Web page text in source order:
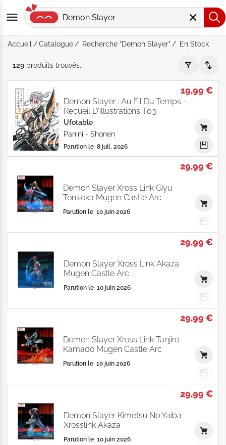
Accueil Catalogue Recherche "Demon Slayer" En Stock
Recherche "Demon Slayer" - En Stock - Par Date de
129 produits trouvés.
19,99 €
Demon Slayer : Au Fil Du Temps -
Recueil D'illustrations T03
Ufotable
Panini - Shonen
Parution le 8 juil. 2026
29,99 €
Demon Slayer Xross Link Giyu
Tomioka Mugen Castle Arc
Parution le 10 juin 2026
29,99 €
Demon Slayer Xross Link Akaza
Mugen Castle Arc
Parution le 10 juin 2026
29,99 €
Demon Slayer Xross Link Tanjiro
Kamado Mugen Castle Arc
Parution le 10 juin 2026
29,99 €
Demon Slayer Kimetsu No Yaiba
Xrosslink Akaza
Parution le 10 juin 2026